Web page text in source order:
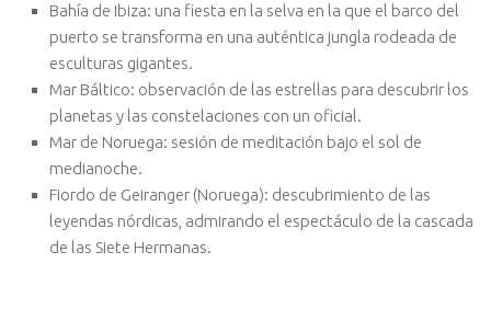
Bahía de Ibiza: una fiesta en la selva en la que el barco del
puerto se transforma en una auténtica jungla rodeada de
esculturas gigantes.
Mar Báltico: observación de las estrellas para descubrir los
planetas y las constelaciones con un oficial.
Mar de Noruega: sesión de meditación bajo el sol de
medianoche.
Fiordo de Geiranger (Noruega): descubrimiento de las
leyendas nórdicas, admirando el espectáculo de la cascada
de las Siete Hermanas.